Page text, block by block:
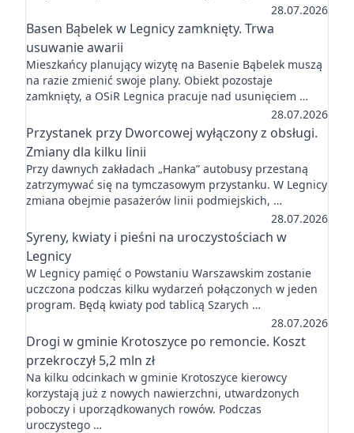
28.07.2026
Basen Bąbelek w Legnicy zamknięty. Trwa
usuwanie awarii
Mieszkańcy planujący wizytę na Basenie Bąbelek muszą
na razie zmienić swoje plany. Obiekt pozostaje
zamknięty, a OSiR Legnica pracuje nad usunięciem …
28.07.2026
Przystanek przy Dworcowej wyłączony z obsługi.
Zmiany dla kilku linii
Przy dawnych zakładach „Hanka” autobusy przestaną
zatrzymywać się na tymczasowym przystanku. W Legnicy
zmiana obejmie pasażerów linii podmiejskich, …
28.07.2026
Syreny, kwiaty i pieśni na uroczystościach w
Legnicy
W Legnicy pamięć o Powstaniu Warszawskim zostanie
uczczona podczas kilku wydarzeń połączonych w jeden
program. Będą kwiaty pod tablicą Szarych …
28.07.2026
Drogi w gminie Krotoszyce po remoncie. Koszt
przekroczył 5,2 mln zł
Na kilku odcinkach w gminie Krotoszyce kierowcy
korzystają już z nowych nawierzchni, utwardzonych
poboczy i uporządkowanych rowów. Podczas
uroczystego …